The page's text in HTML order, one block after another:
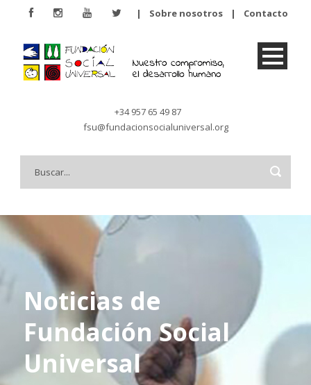
| Sobre nosotros | Contacto
+34 957 65 49 87
fsu@fundacionsocialuniversal.org
Noticias de
Fundación Social
Universal